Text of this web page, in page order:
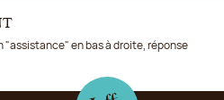
"assistance" en bas à droite, réponse